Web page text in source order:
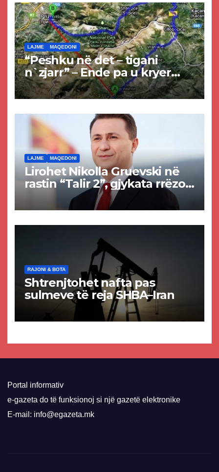
LAJME MAQEDONI
“Peshku në det – tigani
n`zjarr” – Ende pa u kryer
projekti i tunelit, komuna e
Tetovës nis punimet për
LAJME MAQEDONI
Lirohet Nikolla Gruevski në
rastin “Talir 2”, gjykata rrëzon
akuzat për ndërtimin e
paligjshëm të selisë së
RAJONI & BOTA
Shtrenjtohet nafta pas
sulmeve të reja SHBA–Iran
Portal informativ
e-gazeta do të funksionoj si një gazetë elektronike
E-mail: info@egazeta.mk